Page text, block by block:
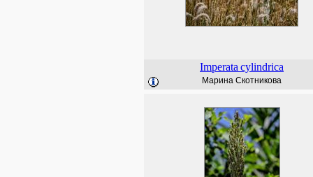
Imperata cylindrica
Марина Скотникова